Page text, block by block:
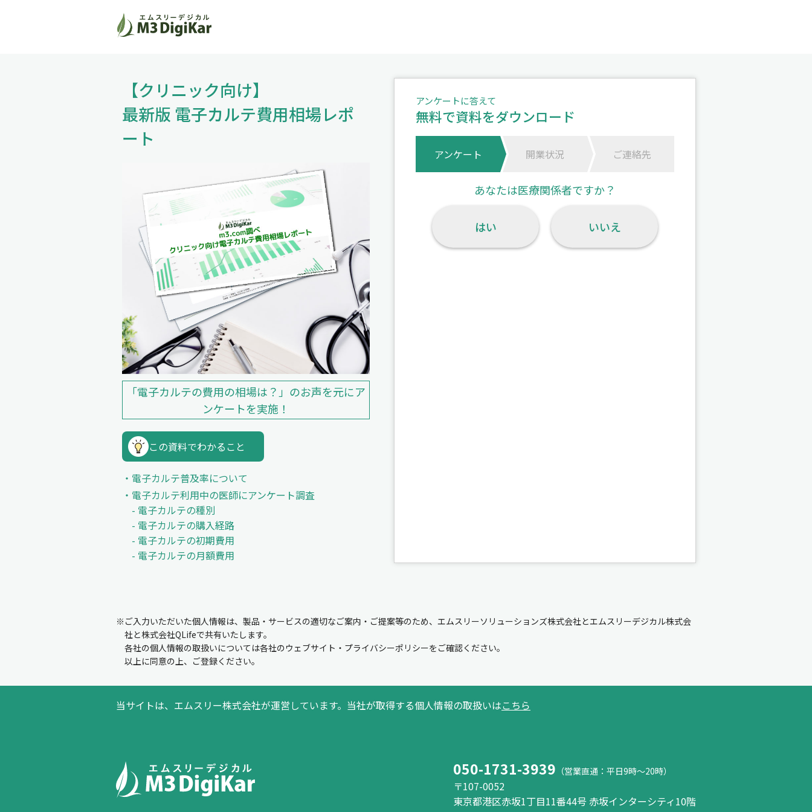
【クリニック向け】
最新版 電子カルテ費用相場レポ
ート
「電子カルテの費用の相場は？」のお声を元にア
ンケートを実施！
この資料でわかること
電子カルテ普及率について
電子カルテ利用中の医師にアンケート調査
- 電子カルテの種別
- 電子カルテの購入経路
- 電子カルテの初期費用
- 電子カルテの月額費用
アンケートに答えて
無料で資料をダウンロード
アンケート 開業状況 ご連絡先
あなたは医療関係者ですか？
はい いいえ
※ご入力いただいた個人情報は、製品・サービスの適切なご案内・ご提案等のため、エムスリーソリューションズ株式会社とエムスリーデジカル株式会
社と株式会社QLifeで共有いたします。
各社の個人情報の取扱いについては各社のウェブサイト・プライバシーポリシーをご確認ください。
以上に同意の上、ご登録ください。
当サイトは、エムスリー株式会社が運営しています。当社が取得する個人情報の取扱いはこちら
050-1731-3939 （営業直通：平日9時～20時）
〒107-0052
東京都港区赤坂1丁目11番44号 赤坂インターシティ10階